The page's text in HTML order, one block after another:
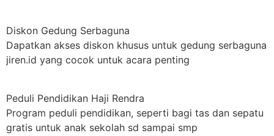
Diskon Gedung Serbaguna
Dapatkan akses diskon khusus untuk gedung serbaguna
jiren.id yang cocok untuk acara penting
Peduli Pendidikan Haji Rendra
Program peduli pendidikan, seperti bagi tas dan sepatu
gratis untuk anak sekolah sd sampai smp